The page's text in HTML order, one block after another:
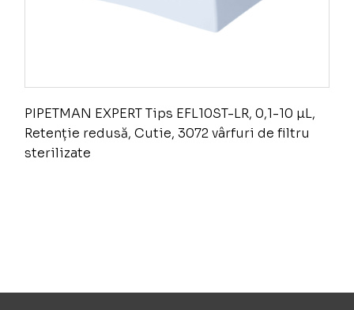
PIPETMAN EXPERT Tips EFL10ST-LR, 0,1-10 µL,
Retenție redusă, Cutie, 3072 vârfuri de filtru
sterilizate